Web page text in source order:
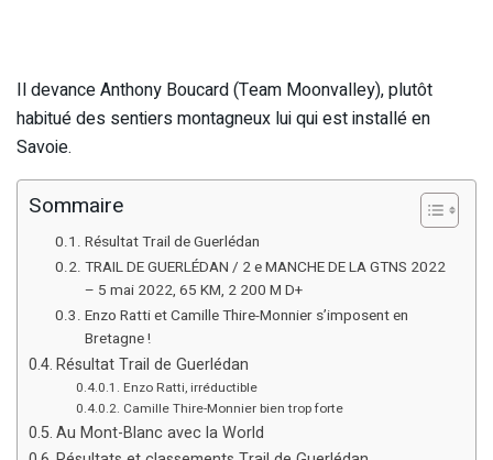
Il devance Anthony Boucard (Team Moonvalley), plutôt
habitué des sentiers montagneux lui qui est installé en
Savoie.
Sommaire
Résultat Trail de Guerlédan
TRAIL DE GUERLÉDAN / 2 e MANCHE DE LA GTNS 2022
– 5 mai 2022, 65 KM, 2 200 M D+
Enzo Ratti et Camille Thire-Monnier s’imposent en
Bretagne !
Résultat Trail de Guerlédan
Enzo Ratti, irréductible
Camille Thire-Monnier bien trop forte
Au Mont-Blanc avec la World